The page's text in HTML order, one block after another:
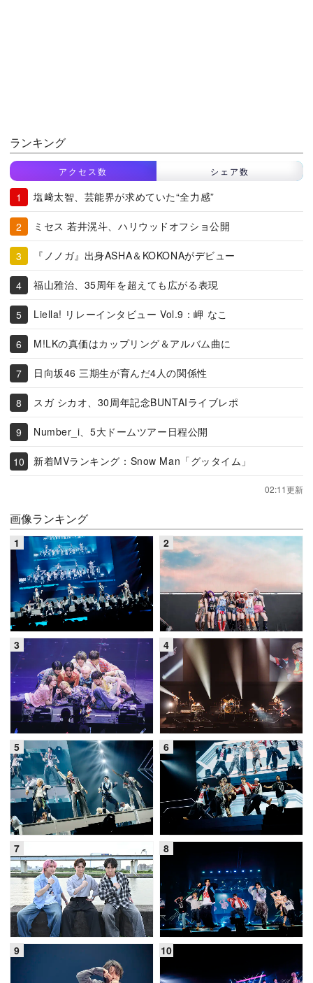
ランキング
アクセス数 シェア数
塩﨑太智、芸能界が求めていた“全力感”
ミセス 若井滉斗、ハリウッドオフショ公開
『ノノガ』出身ASHA＆KOKONAがデビュー
福山雅治、35周年を超えても広がる表現
Liella! リレーインタビュー Vol.9：岬 なこ
M!LKの真価はカップリング＆アルバム曲に
日向坂46 三期生が育んだ4人の関係性
スガ シカオ、30周年記念BUNTAIライブレポ
Number_i、5大ドームツアー日程公開
新着MVランキング：Snow Man「グッタイム」
02:11更新
画像ランキング